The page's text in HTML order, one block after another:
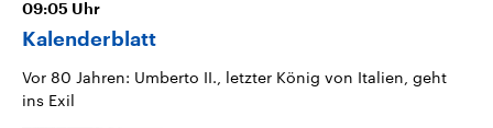
09:05 Uhr
Kalenderblatt
Vor 80 Jahren: Umberto II., letzter König von Italien, geht
ins Exil